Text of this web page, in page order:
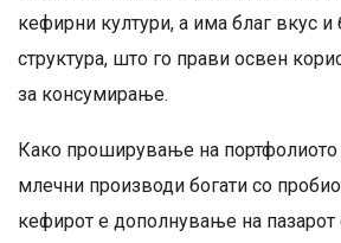
кефирни култури, а има благ вкус и
структура, што го прави освен
за консумирање.
Како проширување на
млечни производи богати со
кефирот е дополнување на